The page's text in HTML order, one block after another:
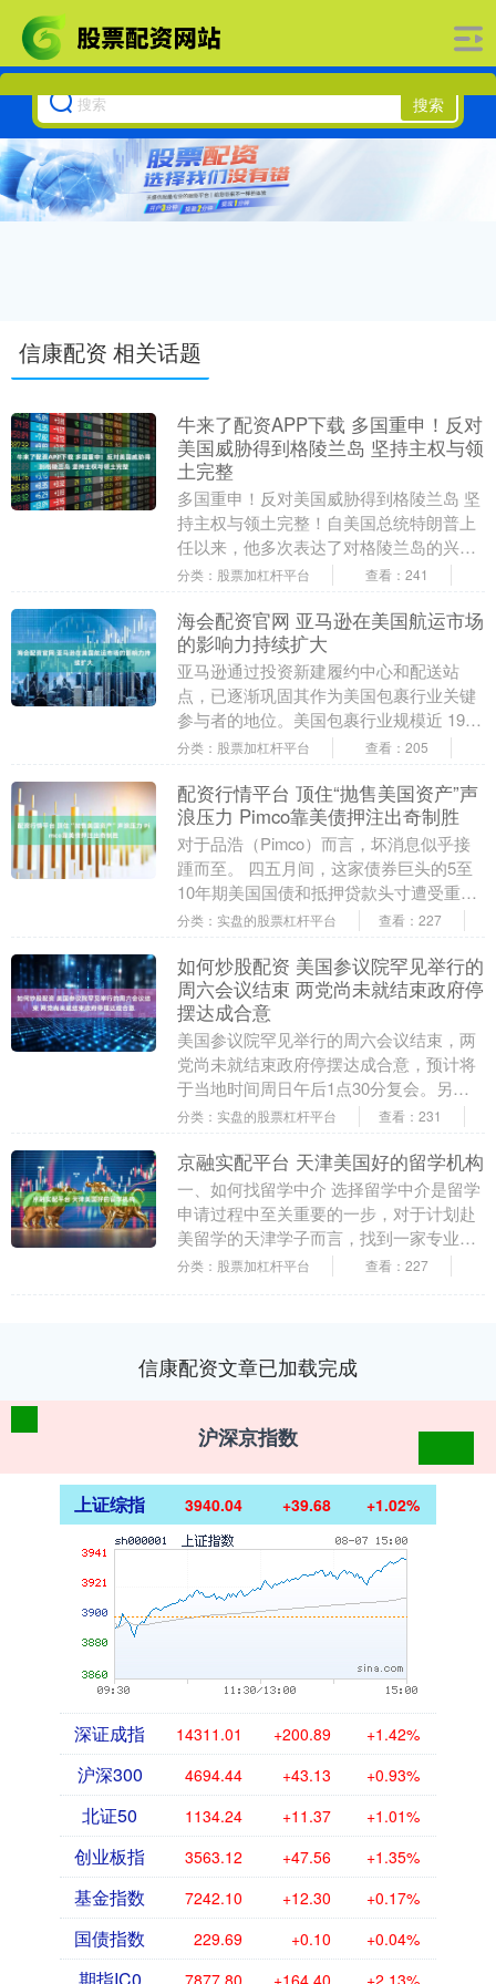
搜索
信康配资 相关话题
牛来了配资APP下载 多国重申！反对
美国威胁得到格陵兰岛 坚持主权与领
土完整
多国重申！反对美国威胁得到格陵兰岛 坚
持主权与领土完整！自美国总统特朗普上
任以来，他多次表达了对格陵兰岛的兴
趣。今年1月4日，在接受媒体采访时，特
分类：股票加杠杆平台 查看：241
海会配资官网 亚马逊在美国航运市场
的影响力持续扩大
亚马逊通过投资新建履约中心和配送站
点，已逐渐巩固其作为美国包裹行业关键
参与者的地位。美国包裹行业规模近 1930
亿美元，长期以来由联合包裹（UPS）、
分类：股票加杠杆平台 查看：205
配资行情平台 顶住“抛售美国资产”声
浪压力 Pimco靠美债押注出奇制胜
对于品浩（Pimco）而言，坏消息似乎接
踵而至。 四五月间，这家债券巨头的5至
10年期美国国债和抵押贷款头寸遭受重
创。先是美国总统唐纳德·特朗普的惩罚
分类：实盘的股票杠杆平台 查看：227
如何炒股配资 美国参议院罕见举行的
周六会议结束 两党尚未就结束政府停
摆达成合意
美国参议院罕见举行的周六会议结束，两
党尚未就结束政府停摆达成合意，预计将
于当地时间周日午后1点30分复会。另据
知情人士称，参议院共和党人将于周日中
分类：实盘的股票杠杆平台 查看：231
京融实配平台 天津美国好的留学机构
一、如何找留学中介 选择留学中介是留学
申请过程中至关重要的一步，对于计划赴
美留学的天津学子而言，找到一家专业，
可靠且服务贴心的机构尤为重要。一个好
分类：股票加杠杆平台 查看：227
信康配资文章已加载完成
沪深京指数
上证综指 3940.04 +39.68 +1.02%
深证成指 14311.01 +200.89 +1.42%
沪深300 4694.44 +43.13 +0.93%
北证50 1134.24 +11.37 +1.01%
创业板指 3563.12 +47.56 +1.35%
基金指数 7242.10 +12.30 +0.17%
国债指数 229.69 +0.10 +0.04%